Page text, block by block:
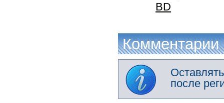
ВD
Комментарии
после